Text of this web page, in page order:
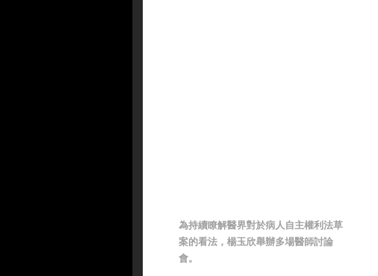
為持續瞭解醫界對於病人自主權利法草
案的看法，楊玉欣舉辦多場醫師討論
會。